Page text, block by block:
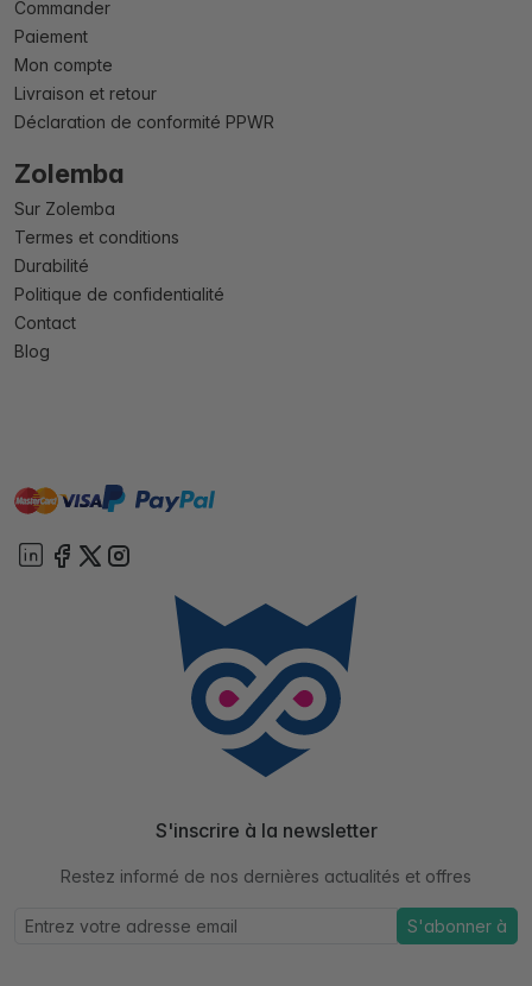
Commander
Paiement
Mon compte
Livraison et retour
Déclaration de conformité PPWR
Zolemba
Sur Zolemba
Termes et conditions
Durabilité
Politique de confidentialité
Contact
Blog
mastervisa paypal
S'inscrire à la newsletter
Restez informé de nos dernières actualités et offres
S'abonner à